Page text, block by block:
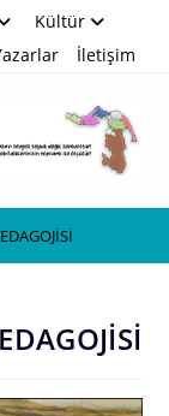
Kültür
İletişim